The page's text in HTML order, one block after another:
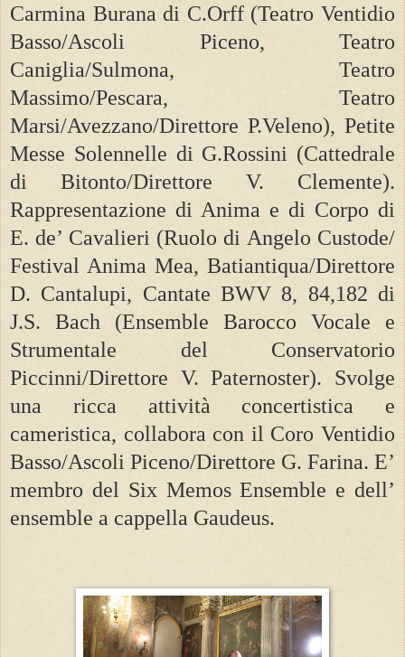
Carmina Burana di C.Orff (Teatro Ventidio
Basso/Ascoli Piceno, Teatro
Caniglia/Sulmona, Teatro
Massimo/Pescara, Teatro
Marsi/Avezzano/Direttore P.Veleno), Petite
Messe Solennelle di G.Rossini (Cattedrale
di Bitonto/Direttore V. Clemente).
Rappresentazione di Anima e di Corpo di
E. de’ Cavalieri (Ruolo di Angelo Custode/
Festival Anima Mea, Batiantiqua/Direttore
D. Cantalupi, Cantate BWV 8, 84,182 di
J.S. Bach (Ensemble Barocco Vocale e
Strumentale del Conservatorio
Piccinni/Direttore V. Paternoster). Svolge
una ricca attività concertistica e
cameristica, collabora con il Coro Ventidio
Basso/Ascoli Piceno/Direttore G. Farina. E’
membro del Six Memos Ensemble e dell’
ensemble a cappella Gaudeus.